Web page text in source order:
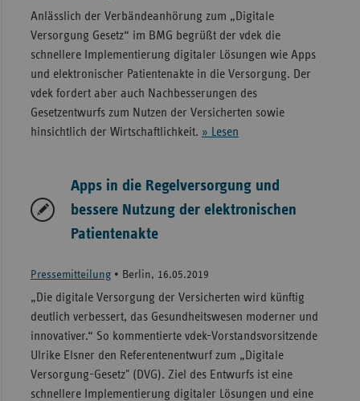
Anlässlich der Verbändeanhörung zum „Digitale
Versorgung Gesetz“ im BMG begrüßt der vdek die
schnellere Implementierung digitaler Lösungen wie Apps
und elektronischer Patientenakte in die Versorgung. Der
vdek fordert aber auch Nachbesserungen des
Gesetzentwurfs zum Nutzen der Versicherten sowie
hinsichtlich der Wirtschaftlichkeit. » Lesen
Apps in die Regelversorgung und
bessere Nutzung der elektronischen
Patientenakte
Pressemitteilung• Berlin, 16.05.2019
„Die digitale Versorgung der Versicherten wird künftig
deutlich verbessert, das Gesundheitswesen moderner und
innovativer.“ So kommentierte vdek-Vorstandsvorsitzende
Ulrike Elsner den Referentenentwurf zum „Digitale
Versorgung-Gesetz" (DVG). Ziel des Entwurfs ist eine
schnellere Implementierung digitaler Lösungen und eine